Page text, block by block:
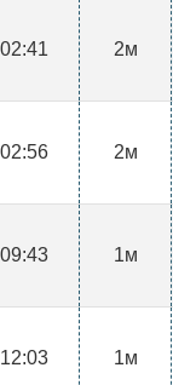
02:41 2м
02:56 2м
09:43 1м
12:03 1м